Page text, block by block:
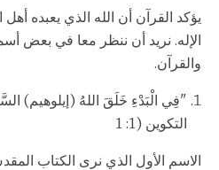
يؤكد القرآن أن الله الذي يعبده
الإله. نريد أن ننظر معا في بعض
والقرآن.
"فِي الْبَدْءِ خَلَقَ اللهُ (إيلوهيم)
التكوين (1: 1
الاسم الأول الذي نرى الكتاب